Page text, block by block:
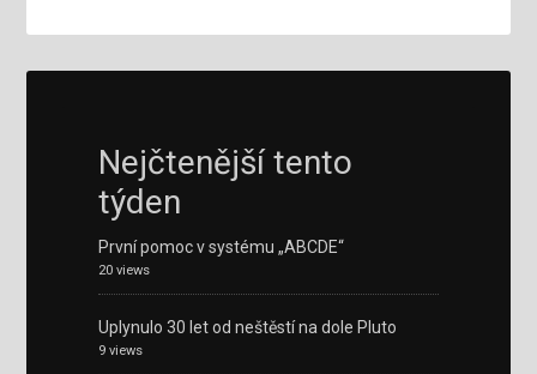
Nejčtenější tento
týden
První pomoc v systému „ABCDE“
20 views
Uplynulo 30 let od neštěstí na dole Pluto
9 views